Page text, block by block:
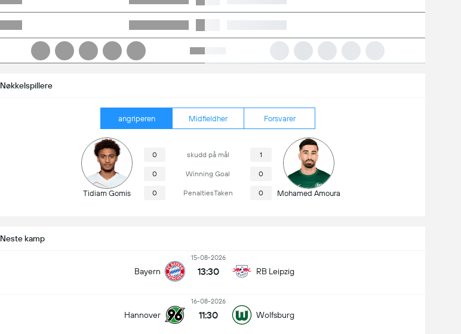
Neste kamp
Bayern
15-08-2026
13:30 RB Leipzig
Hannover
16-08-2026
11:30 Wolfsburg
Nøkkelspillere
angriperen Midfieldher Forsvarer
Tidiam Gomis
0 skudd på mål 1
0 Winning Goal 0
0 PenaltiesTaken 0 Mohamed Amoura